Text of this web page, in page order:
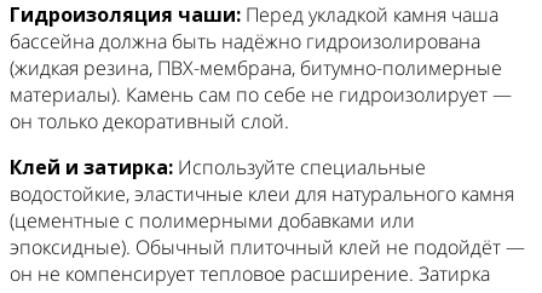
Гидроизоляция чаши: Перед укладкой камня чаша
бассейна должна быть надёжно гидроизолирована
(жидкая резина, ПВХ-мембрана, битумно-полимерные
материалы). Камень сам по себе не гидроизолирует —
он только декоративный слой.
Клей и затирка: Используйте специальные
водостойкие, эластичные клеи для натурального камня
(цементные с полимерными добавками или
эпоксидные). Обычный плиточный клей не подойдёт —
он не компенсирует тепловое расширение. Затирка